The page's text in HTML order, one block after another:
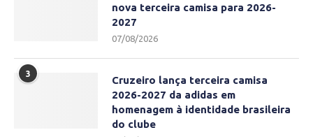
nova terceira camisa para 2026-
2027
07/08/2026
3
Cruzeiro lança terceira camisa
2026-2027 da adidas em
homenagem à identidade brasileira
do clube